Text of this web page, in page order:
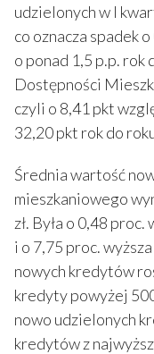
udzielonych w I
co oznacza spadek
o ponad 1,5 p.p. rok
Dostępności
czyli o 8,41 pkt
32,20 pkt rok do
Średnia wartość
mieszkaniowego
zł. Była o 0,48
i o 7,75 proc.
nowych kredytów
kredyty powyżej
nowo udzielonych
kredytów z